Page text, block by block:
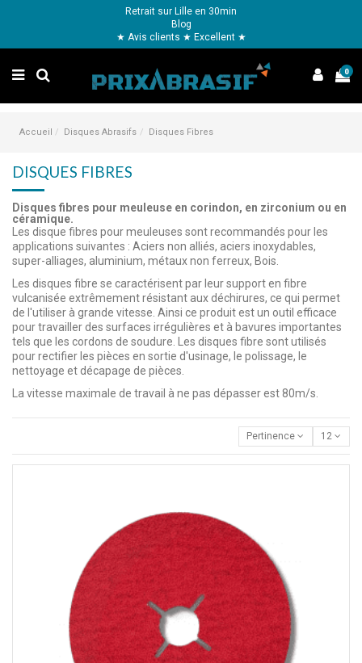
Retrait sur Lille en 30min
Blog
★ Avis clients ★ Excellent ★
0
Accueil Disques Abrasifs Disques Fibres
DISQUES FIBRES
Disques fibres pour meuleuse en corindon, en zirconium ou en
céramique.
Les disque fibres pour meuleuses sont recommandés pour les
applications suivantes : Aciers non alliés, aciers inoxydables,
super-alliages, aluminium, métaux non ferreux, Bois.
Les disques fibre se caractérisent par leur support en fibre
vulcanisée extrêmement résistant aux déchirures, ce qui permet
de l'utiliser à grande vitesse. Ainsi ce produit est un outil efficace
pour travailler des surfaces irrégulières et à bavures importantes
tels que les cordons de soudure. Les disques fibre sont utilisés
pour rectifier les pièces en sortie d'usinage, le polissage, le
nettoyage et décapage de pièces.
La vitesse maximale de travail à ne pas dépasser est 80m/s.
Pertinence 12